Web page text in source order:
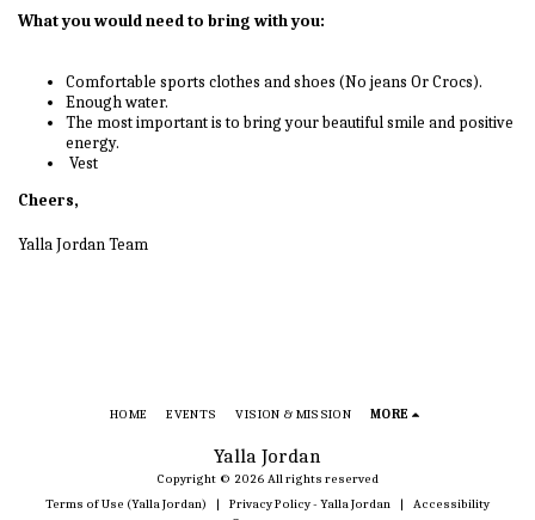
What you would need to bring with you:
Comfortable sports clothes and shoes (No jeans Or Crocs).
Enough water.
The most important is to bring your beautiful smile and positive
energy.
Vest
Cheers,
Yalla Jordan Team
Yalla Jordan
Copyright © 2026 All rights reserved
Terms of Use (Yalla Jordan) | Privacy Policy - Yalla Jordan | Accessibility
HOME EVENTS VISION & MISSION MORE